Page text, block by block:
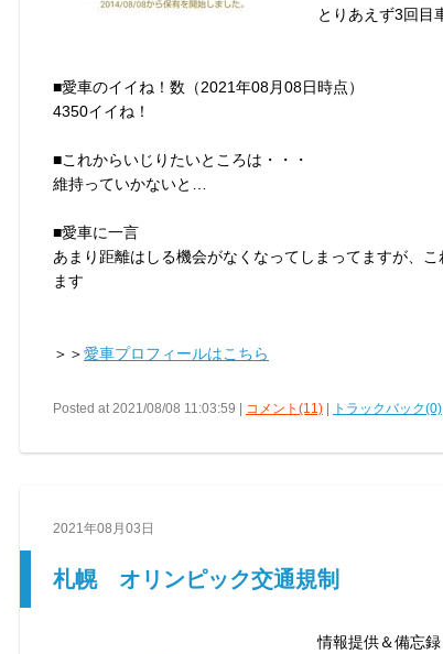
とりあえず3回目
■愛車のイイね！数（2021年08月08日時点）
4350イイね！
■これからいじりたいところは・・・
維持っていかないと…
■愛車に一言
あまり距離はしる機会がなくなってしまってますが、
ます
＞＞愛車プロフィールはこちら
Posted at 2021/08/08 11:03:59 | コメント(11) トラックバック(0)
2021年08月03日
札幌 オリンピック交通規制
情報提供＆備忘録